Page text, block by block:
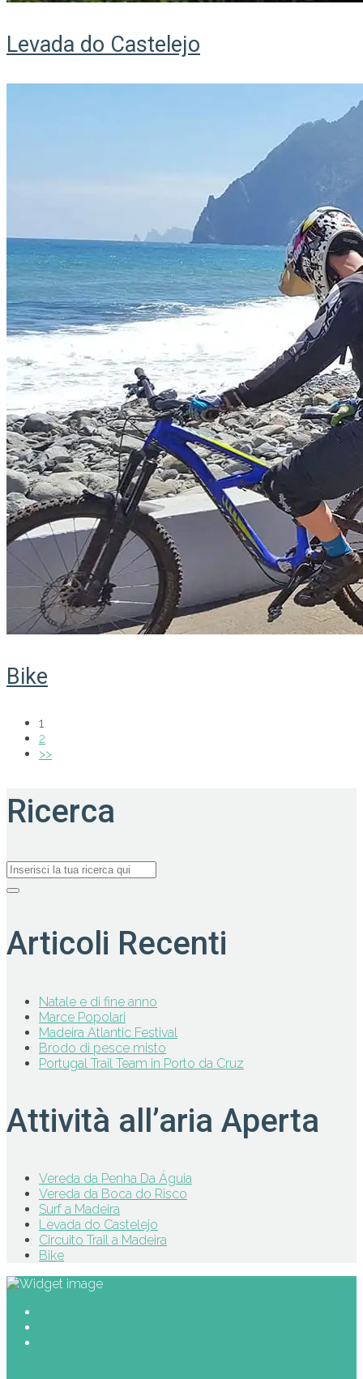
Levada do Castelejo
Bike
1
2
>>
Ricerca
Articoli Recenti
Natale e di fine anno
Marce Popolari
Madeira Atlantic Festival
Brodo di pesce misto
Portugal Trail Team in Porto da Cruz
Attività all’aria Aperta
Vereda da Penha Da Águia
Vereda da Boca do Risco
Surf a Madeira
Levada do Castelejo
Circuito Trail a Madeira
Bike